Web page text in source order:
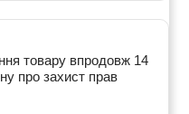
товару впродовж 14
про захист прав